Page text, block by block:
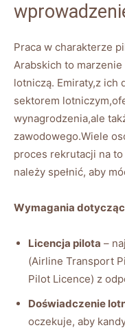
Praca w charakterze
Arabskich to
lotniczą. Emiraty,z ich
sektorem
wynagrodzenia,ale
zawodowego.Wiele
proces rekrutacji na
należy spełnić, aby
Wymagania
Licencja pilota –
(Airline Transport
Pilot Licence) z
Doświadczenie
oczekuje, aby